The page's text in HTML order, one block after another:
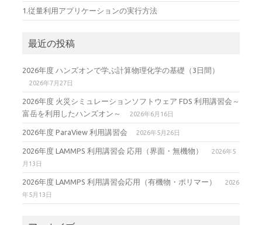
1.従量利用アプリケーションの実行方法
最近の投稿
2026年度 ハンズオンで学ぶ計算物理化学の基礎（3日間）
2026年7月27日
2026年度 火災シミュレーションソフトウェア FDS 利用講習会～
富岳を利用したハンズオン～
2026年6月16日
2026年度 ParaView 利用講習会 2026年5月26日
2026年度 LAMMPS 利用講習会 応用（界面・無機物）
2026年5
月13日
2026年度 LAMMPS 利用講習会応用（有機物・ポリマー）
2026
年5月13日